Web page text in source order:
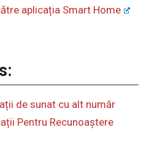
aplicația Smart Home
de sunat cu alt număr
Pentru Recunoaștere